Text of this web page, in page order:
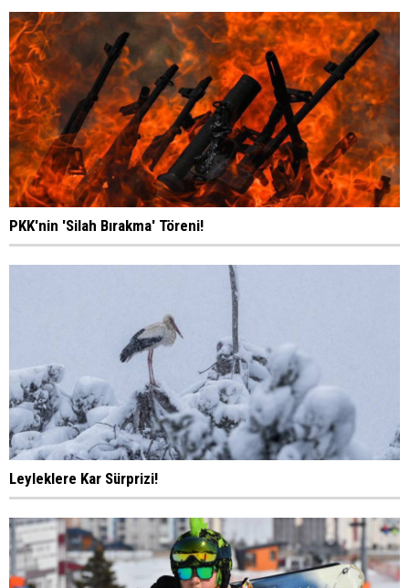
PKK'nin 'Silah Bırakma' Töreni!
Leyleklere Kar Sürprizi!